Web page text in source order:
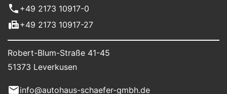
+49 2173 10917-0
+49 2173 10917-27
Robert-Blum-Straße 41-45
51373 Leverkusen
info@autohaus-schaefer-gmbh.de